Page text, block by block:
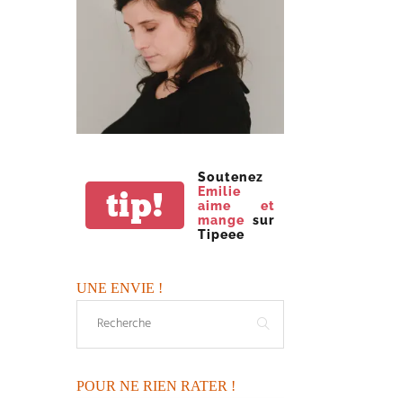
tip!
Soutenez
Emilie
aime et
mange sur
Tipeee
UNE ENVIE !
POUR NE RIEN RATER !